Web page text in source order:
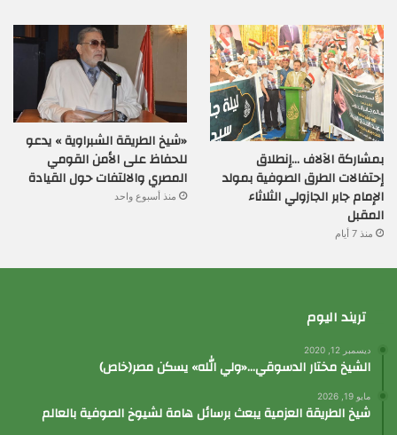
بمشاركة الآلاف …إنطلاق
إحتفالات الطرق الصوفية بمولد
الإمام جابر الجازولي الثلاثاء
المقبل
منذ 7 أيام
«شيخ الطريقة الشبراوية » يدعو
للحفاظ على الأمن القومي
المصري والالتفات حول القيادة
منذ أسبوع واحد
تريند اليوم
ديسمبر 12, 2020
الشيخ مختار الدسوقي…«ولي الله» يسكن مصر(خاص)
مايو 19, 2026
شيخ الطريقة العزمية يبعث برسائل هامة لشيوخ الصوفية بالعالم